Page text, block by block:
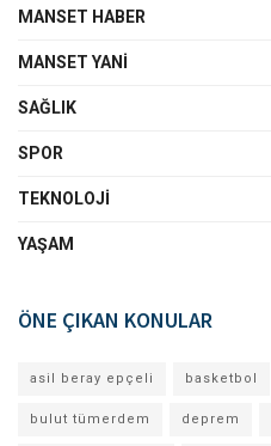
MANSET HABER
MANSET YANI
SAĞLIK
SPOR
TEKNOLOJI
YAŞAM
ÖNE ÇIKAN KONULAR
asil beray epçeli basketbol
bulut tümerdem deprem